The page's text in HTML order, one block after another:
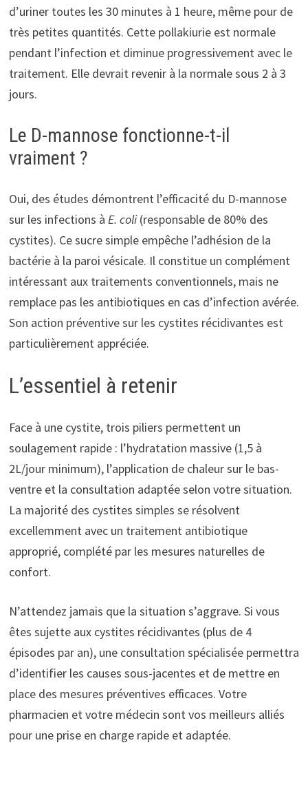
d’uriner toutes les 30 minutes à 1 heure, même pour de
très petites quantités. Cette pollakiurie est normale
pendant l’infection et diminue progressivement avec le
traitement. Elle devrait revenir à la normale sous 2 à 3
jours.
Le D-mannose fonctionne-t-il
vraiment ?
Oui, des études démontrent l’efficacité du D-mannose
sur les infections à E. coli(responsable de 80% des
cystites). Ce sucre simple empêche l’adhésion de la
bactérie à la paroi vésicale. Il constitue un complément
intéressant aux traitements conventionnels, mais ne
remplace pas les antibiotiques en cas d’infection avérée.
Son action préventive sur les cystites récidivantes est
particulièrement appréciée.
L’essentiel à retenir
Face à une cystite, trois piliers permettent un
soulagement rapide : l’hydratation massive (1,5 à
2L/jour minimum), l’application de chaleur sur le bas-
ventre et la consultation adaptée selon votre situation.
La majorité des cystites simples se résolvent
excellemment avec un traitement antibiotique
approprié, complété par les mesures naturelles de
confort.
N’attendez jamais que la situation s’aggrave. Si vous
êtes sujette aux cystites récidivantes (plus de 4
épisodes par an), une consultation spécialisée permettra
d’identifier les causes sous-jacentes et de mettre en
place des mesures préventives efficaces. Votre
pharmacien et votre médecin sont vos meilleurs alliés
pour une prise en charge rapide et adaptée.